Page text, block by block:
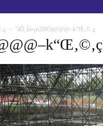
ˆâÕ‚Ìó‹µi2005j@@@–k“Œ‚©‚ç